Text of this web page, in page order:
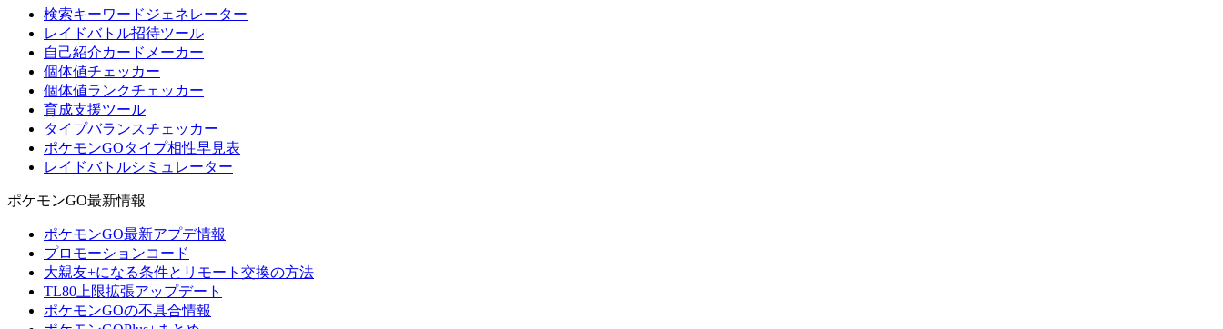
検索キーワードジェネレーター
レイドバトル招待ツール
自己紹介カードメーカー
個体値チェッカー
個体値ランクチェッカー
育成支援ツール
タイプバランスチェッカー
ポケモンGOタイプ相性早見表
レイドバトルシミュレーター
ポケモンGO最新情報
ポケモンGO最新アプデ情報
プロモーションコード
大親友+になる条件とリモート交換の方法
TL80上限拡張アップデート
ポケモンGOの不具合情報